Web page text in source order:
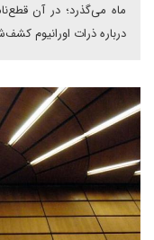
ماه می‌گذرد؛ در آن
درباره ذرات اورانیوم